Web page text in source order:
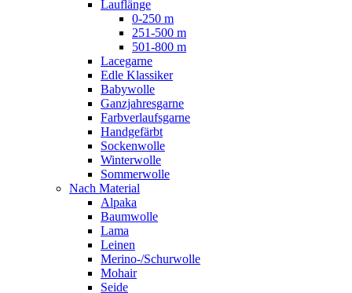
Lauflänge
0-250 m
251-500 m
501-800 m
Lacegarne
Edle Klassiker
Babywolle
Ganzjahresgarne
Farbverlaufsgarne
Handgefärbt
Sockenwolle
Winterwolle
Sommerwolle
Nach Material
Alpaka
Baumwolle
Lama
Leinen
Merino-/Schurwolle
Mohair
Seide